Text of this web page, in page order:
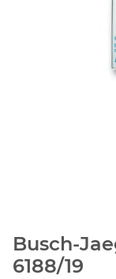
Busch-
6188/19